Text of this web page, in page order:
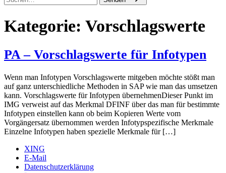
Kategorie: Vorschlagswerte
PA – Vorschlagswerte für Infotypen
Wenn man Infotypen Vorschlagswerte mitgeben möchte stößt man
auf ganz unterschiedliche Methoden in SAP wie man das umsetzen
kann. Vorschlagswerte für Infotypen übernehmenDieser Punkt im
IMG verweist auf das Merkmal DFINF über das man für bestimmte
Infotypen einstellen kann ob beim Kopieren Werte vom
Vorgängersatz übernommen werden Infotypspezifische Merkmale
Einzelne Infotypen haben spezielle Merkmale für […]
XING
E-Mail
Datenschutzerklärung